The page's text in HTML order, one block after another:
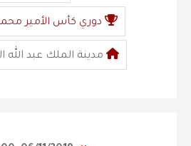
دوري كأس الأمير
مدينة الملك عبد الله